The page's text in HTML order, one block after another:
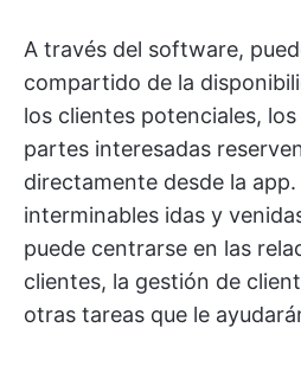
A través del software,
compartido de la
los clientes potenciales,
partes interesadas
directamente desde la
interminables idas y
puede centrarse en las
clientes, la gestión de
otras tareas que le